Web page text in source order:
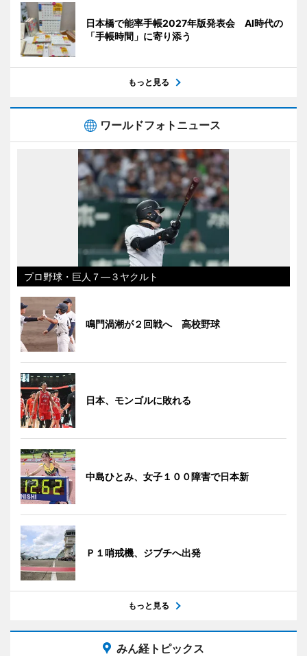
日本橋で能率手帳2027年版発表会 AI時代の
「手帳時間」に寄り添う
もっと見る
ワールドフォトニュース
プロ野球・巨人７―３ヤクルト
鳴門渦潮が２回戦へ 高校野球
日本、モンゴルに敗れる
中島ひとみ、女子１００障害で日本新
Ｐ１哨戒機、ジブチへ出発
もっと見る
みん経トピックス